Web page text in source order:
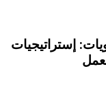
إستراتيجيات